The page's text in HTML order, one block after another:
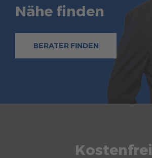
Nähe finden
BERATER FINDEN
Kostenfrei